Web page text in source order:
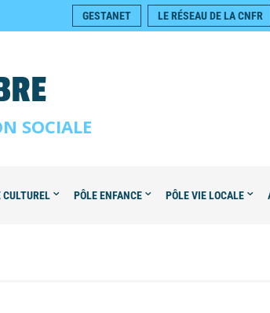
GESTANET LE RÉSEAU DE LA CNFR
SOCIALE
CULTUREL PÔLE ENFANCE PÔLE VIE LOCALE